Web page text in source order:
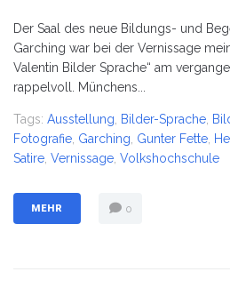
Der Saal des neue Bildungs- und
Garching war bei der Vernissage
Valentin Bilder Sprache“ am
rappelvoll. Münchens...
Tags: Ausstellung Bilder-Sprache
Fotografie Garching Gunter Fette
Satire Vernissage Volkshochschule
MEHR 0